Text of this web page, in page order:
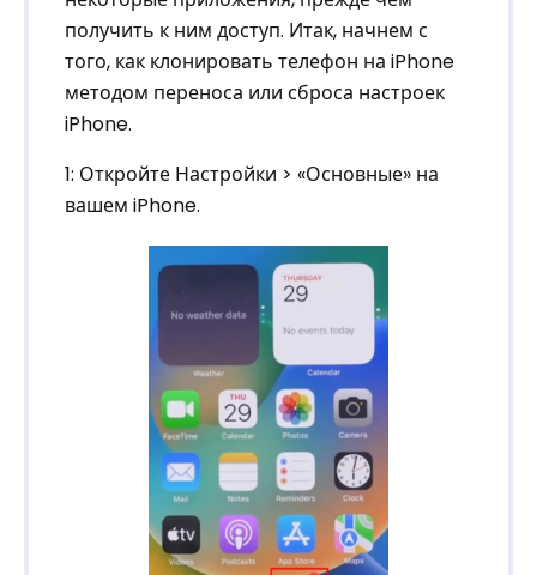
получить к ним доступ. Итак, начнем с
того, как клонировать телефон на iPhone
методом переноса или сброса настроек
iPhone.
1: Откройте Настройки > «Основные» на
вашем iPhone.